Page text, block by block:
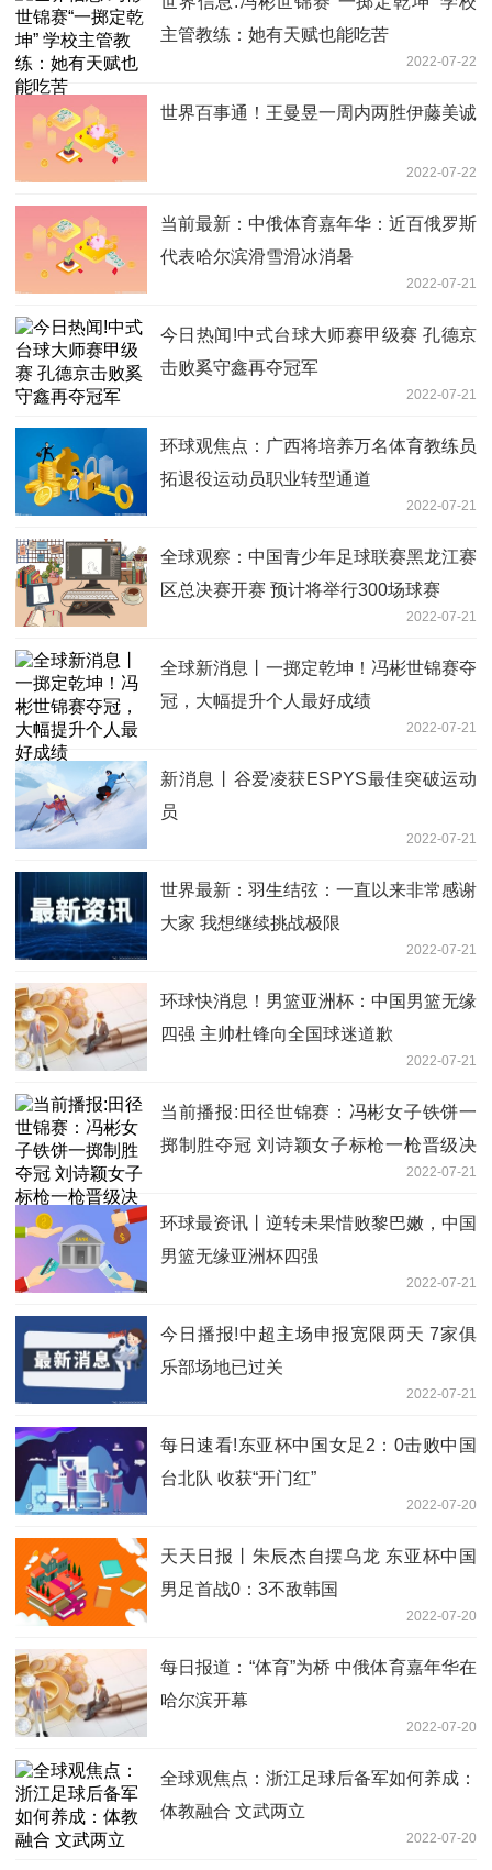
主管教练：她有天赋也能吃苦
2022-07-22
世界百事通！王曼昱一周内两胜伊藤美诚
2022-07-22
当前最新：中俄体育嘉年华：近百俄罗斯
代表哈尔滨滑雪滑冰消暑
2022-07-21
今日热闻!中式台球大师赛甲级赛 孔德京
击败奚守鑫再夺冠军
2022-07-21
环球观焦点：广西将培养万名体育教练员
拓退役运动员职业转型通道
2022-07-21
全球观察：中国青少年足球联赛黑龙江赛
区总决赛开赛 预计将举行300场球赛
2022-07-21
全球新消息丨一掷定乾坤！冯彬世锦赛夺
冠，大幅提升个人最好成绩
2022-07-21
新消息丨谷爱凌获ESPYS最佳突破运动
员
2022-07-21
世界最新：羽生结弦：一直以来非常感谢
大家 我想继续挑战极限
2022-07-21
环球快消息！男篮亚洲杯：中国男篮无缘
四强 主帅杜锋向全国球迷道歉
2022-07-21
当前播报:田径世锦赛：冯彬女子铁饼一
掷制胜夺冠 刘诗颖女子标枪一枪晋级决
2022-07-21
环球最资讯丨逆转未果惜败黎巴嫩，中国
男篮无缘亚洲杯四强
2022-07-21
今日播报!中超主场申报宽限两天 7家俱
乐部场地已过关
2022-07-21
每日速看!东亚杯中国女足2：0击败中国
台北队 收获“开门红”
2022-07-20
天天日报丨朱辰杰自摆乌龙 东亚杯中国
男足首战0：3不敌韩国
2022-07-20
每日报道：“体育”为桥 中俄体育嘉年华在
哈尔滨开幕
2022-07-20
全球观焦点：浙江足球后备军如何养成：
体教融合 文武两立
2022-07-20